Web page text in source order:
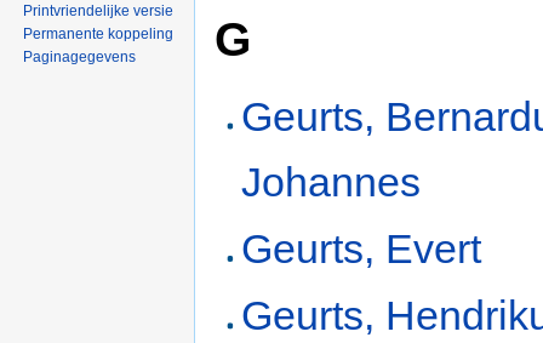
G
Geurts,
Johannes
Geurts, Evert
Geurts,
Printvriendelijke versie
Permanente koppeling
Paginagegevens